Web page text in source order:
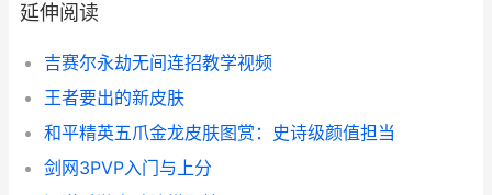
延伸阅读
吉赛尔永劫无间连招教学视频
王者要出的新皮肤
和平精英五爪金龙皮肤图赏：史诗级颜值担当
剑网3PVP入门与上分